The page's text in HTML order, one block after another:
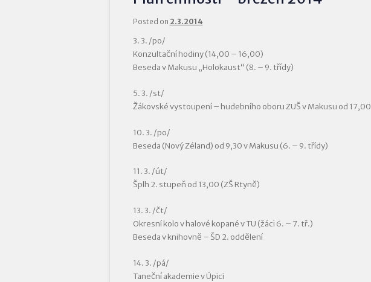
Posted on 2.3.2014
3. 3. /po/
Konzultační hodiny (14,00 – 16,00)
Beseda v Makusu „Holokaust“ (8. – 9. třídy)
5. 3. /st/
Žákovské vystoupení – hudebního oboru ZUŠ v Makusu od 17,00
10. 3. /po/
Beseda (Nový Zéland) od 9,30 v Makusu (6. – 9. třídy)
11. 3. /út/
Šplh 2. stupeň od 13,00 (ZŠ Rtyně)
13. 3. /čt/
Okresní kolo v halové kopané v TU (žáci 6. – 7. tř.)
Beseda v knihovně – ŠD 2. oddělení
14. 3. /pá/
Taneční akademie v Úpici